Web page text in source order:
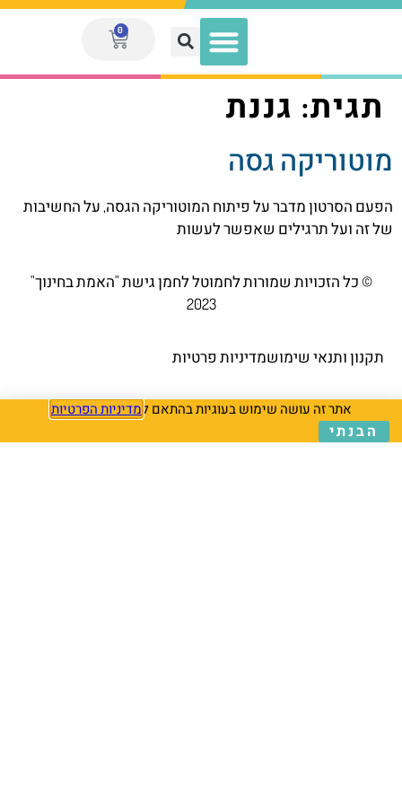
0
תגית: גננת
מוטוריקה גסה
הפעם הסרטון מדבר על פיתוח המוטוריקה הגסה, על החשיבות
של זה ועל תרגילים שאפשר לעשות
© כל הזכויות שמורות לחמוטל לחמן גישת "האמת בחינוך"
2023
תקנון ותנאי שימושמדיניות פרטיות
אתר זה עושה שימוש בעוגיות בהתאם ל מדיניות הפרטיות
הבנתי